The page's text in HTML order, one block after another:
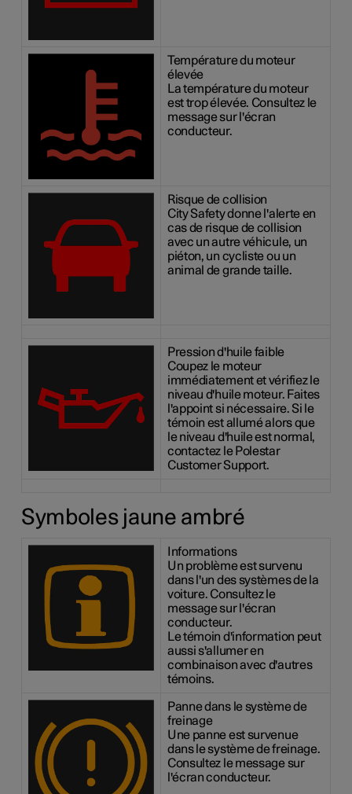
Température du moteur
élevée
La température du moteur
est trop élevée. Consultez le
message sur l'écran
conducteur.
Risque de collision
City Safety donne l'alerte en
cas de risque de collision
avec un autre véhicule, un
piéton, un cycliste ou un
animal de grande taille.
Pression d'huile faible
Coupez le moteur
immédiatement et vérifiez le
niveau d'huile moteur. Faites
l'appoint si nécessaire. Si le
témoin est allumé alors que
le niveau d'huile est normal,
contactez le Polestar
Customer Support.
Symboles jaune ambré
Informations
Un problème est survenu
dans l'un des systèmes de la
voiture. Consultez le
message sur l'écran
conducteur.
Le témoin d'information peut
aussi s'allumer en
combinaison avec d'autres
témoins.
Panne dans le système de
freinage
Une panne est survenue
dans le système de freinage.
Consultez le message sur
l'écran conducteur.